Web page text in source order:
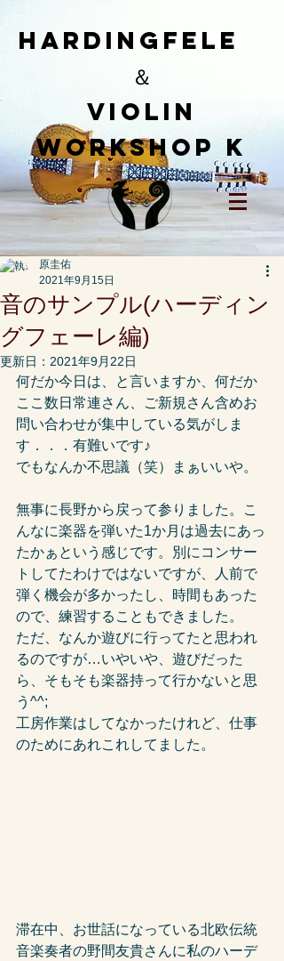
HardingFele
＆
​Violin
workshop K
音のサンプル(ハーディン
グフェーレ編)
原圭佑
2021年9月15日
更新日： 2021年9月22日
何だか今日は、と言いますか、何だか
ここ数日常連さん、ご新規さん含めお
問い合わせが集中している気がしま
す．．．有難いです♪
でもなんか不思議（笑）まぁいいや。
無事に長野から戻って参りました。こ
んなに楽器を弾いた1か月は過去にあっ
たかぁという感じです。別にコンサー
トしてたわけではないですが、人前で
弾く機会が多かったし、時間もあった
ので、練習することもできました。
ただ、なんか遊びに行ってたと思われ
るのですが…いやいや、遊びだった
ら、そもそも楽器持って行かないと思
う^^;
工房作業はしてなかったけれど、仕事
のためにあれこれしてました。
滞在中、お世話になっている北欧伝統
音楽奏者の野間友貴さんに私のハーデ